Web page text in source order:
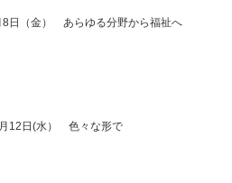
8日（金） あらゆる分野から福祉へ
12日(水） 色々な形で